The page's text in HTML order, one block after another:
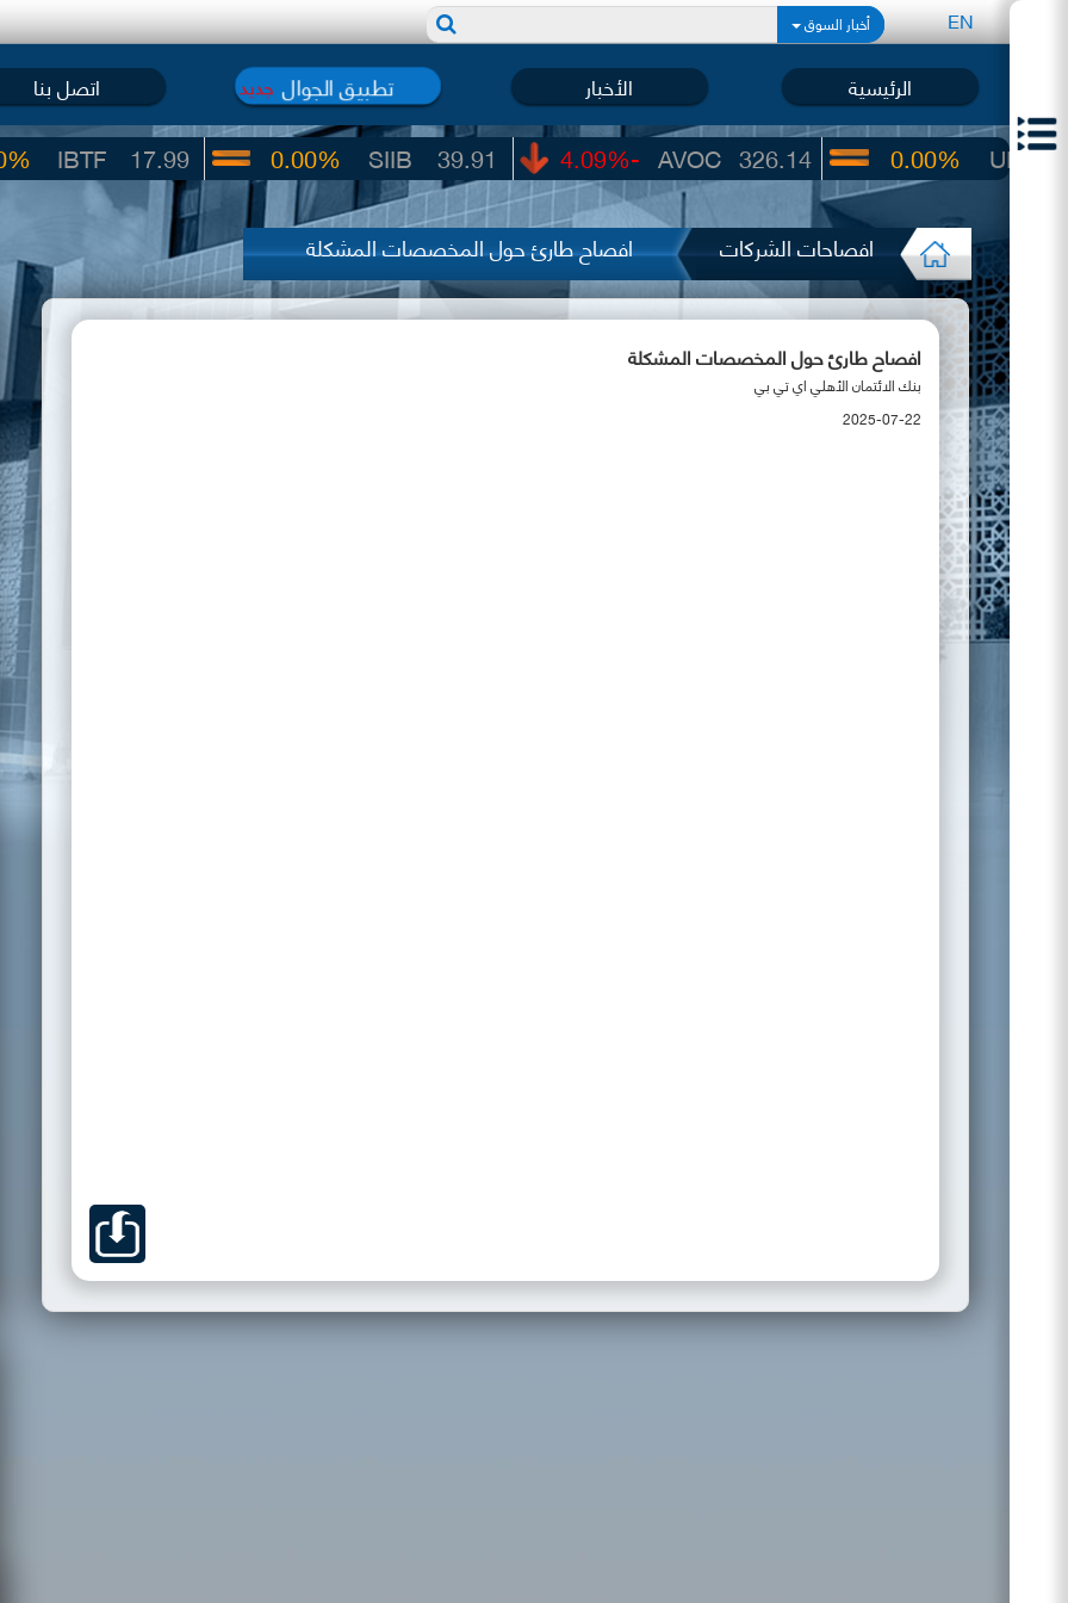
EN أخبار السوق
الرئيسية الأخبار تطبيق الجوال جديد اتصل بنا
17.99 39.91
SIIB
0.00% 326.14
AVOC
-4.09% 22.65
UIC
0.00%
افصاحات الشركات افصاح طارئ حول المخصصات المشكلة
افصاح طارئ حول المخصصات المشكلة
بنك الائتمان الأهلي اي تي بي
2025-07-22